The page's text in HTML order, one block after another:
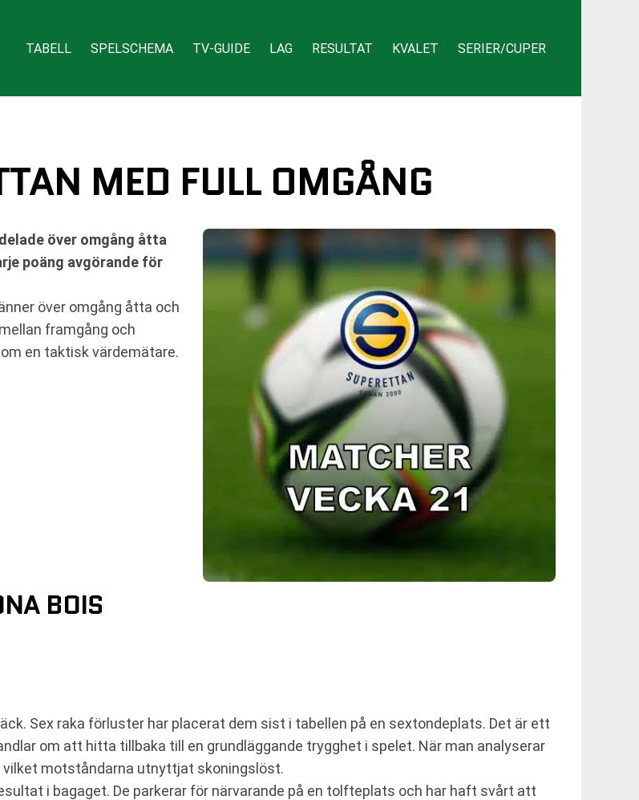
TABELL SPELSCHEMA TV-GUIDE LAG RESULTAT KVALET SERIER/CUPER
MED FULL OMGÅNG
över omgång åtta
poäng avgörande för
över omgång åtta och
framgång och
en taktisk värdemätare.
BOIS
Sex raka förluster har placerat dem sist i tabellen på en sextondeplats. Det är ett
om att hitta tillbaka till en grundläggande trygghet i spelet. När man analyserar
motståndarna utnyttjat skoningslöst.
i bagaget. De parkerar för närvarande på en tolfteplats och har haft svårt att